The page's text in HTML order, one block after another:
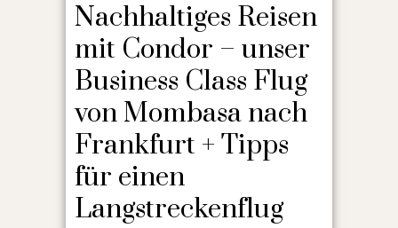
Nachhaltiges Reisen
mit Condor – unser
Business Class Flug
von Mombasa nach
Frankfurt + Tipps
für einen
Langstreckenflug